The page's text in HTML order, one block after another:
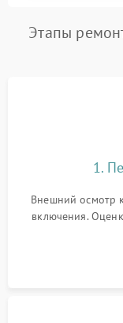
Этапы
1.
Внешний осмотр
включения.
проверка
прицельной